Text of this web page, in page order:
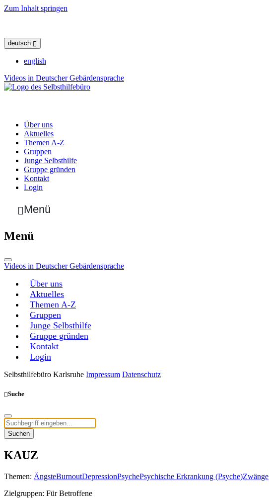
Zum Inhalt springen
deutsch
english
Videos in Deutscher Gebärdensprache
Über uns
Aktuelles
Themen A-Z
Gruppen
Junge Selbsthilfe
Gruppe gründen
Kontakt
Login
Menü
Menü
Videos in Deutscher Gebärdensprache
Über uns
Aktuelles
Themen A-Z
Gruppen
Junge Selbsthilfe
Gruppe gründen
Kontakt
Login
Selbsthilfebüro Karlsruhe Impressum Datenschutz
Suche
Suchen
KAUZ
Themen: ÄngsteBurnoutDepressionPsychePsychische Erkrankung (Psyche)Zwänge
Zielgruppen: Für Betroffene